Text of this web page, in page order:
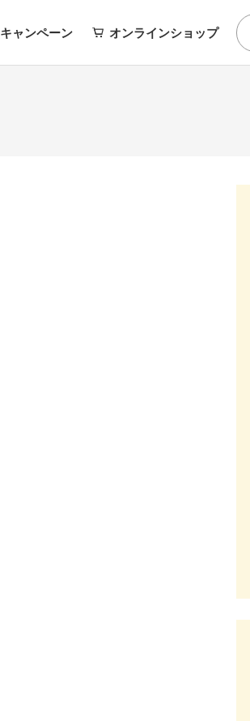
キャンペーン オンラインショップ